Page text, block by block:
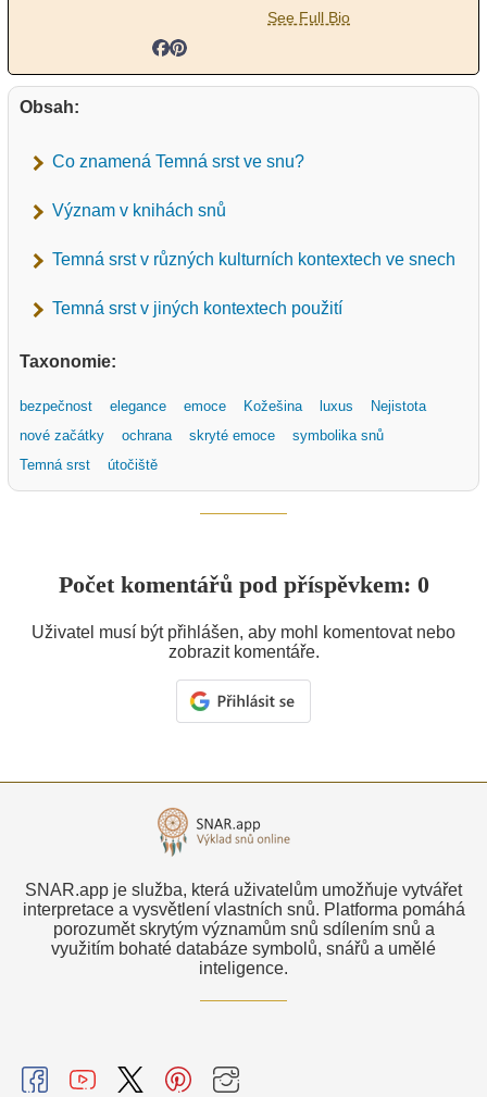
See Full Bio
Obsah:
Co znamená Temná srst ve snu?
Význam v knihách snů
Temná srst v různých kulturních kontextech ve snech
Temná srst v jiných kontextech použití
Taxonomie:
bezpečnost elegance emoce Kožešina luxus
Nejistota
nové začátky
ochrana skryté emoce
symbolika snů
Temná srst
útočiště
Počet komentářů pod příspěvkem: 0
Uživatel musí být přihlášen, aby mohl komentovat nebo
zobrazit komentáře.
SNAR.app je služba, která uživatelům umožňuje vytvářet
interpretace a vysvětlení vlastních snů. Platforma pomáhá
porozumět skrytým významům snů sdílením snů a
využitím bohaté databáze symbolů, snářů a umělé
inteligence.